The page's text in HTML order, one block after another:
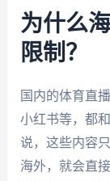
为什么
限制？
国内的体育直
小红书等，都
说，这些内容
海外，就会直